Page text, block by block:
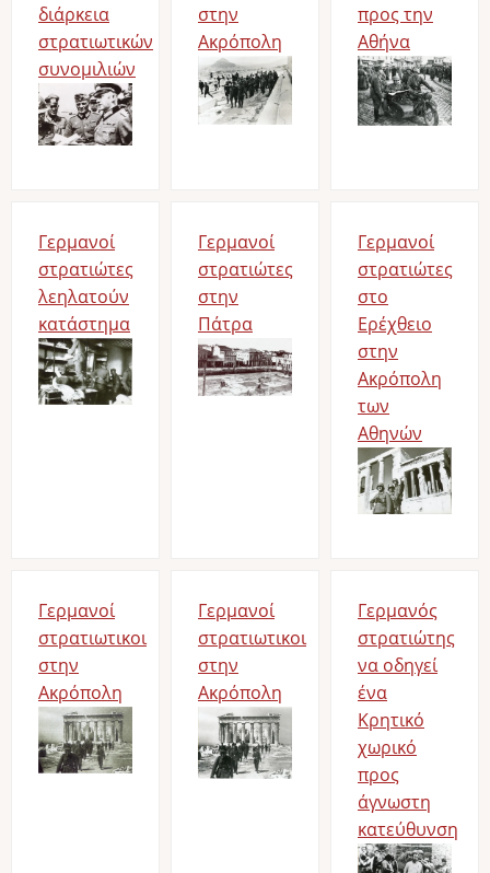
διάρκεια
στρατιωτικών
συνομιλιών
Bild
στην
Ακρόπολη
Bild
προς την
Αθήνα
Bild
Γερμανοί
στρατιώτες
λεηλατούν
κατάστημα
Bild
Γερμανοί
στρατιώτες
στην
Πάτρα
Bild
Γερμανοί
στρατιώτες
στο
Ερέχθειο
στην
Ακρόπολη
των
Αθηνών
Bild
Γερμανοί
στρατιωτικοι
στην
Ακρόπολη
Bild
Γερμανοί
στρατιωτικοι
στην
Ακρόπολη
Bild
Γερμανός
στρατιώτης
να οδηγεί
ένα
Κρητικό
χωρικό
προς
άγνωστη
κατεύθυνση
Bild